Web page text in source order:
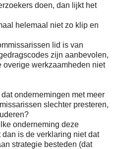
doen, dan lijkt het
helemaal niet zo klip en
lid is van
zijn aanbevolen,
overige werkzaamheden niet
ondernemingen met meer
slechter presteren,
onderneming deze
is de verklaring niet dat
strategie besteden (dat